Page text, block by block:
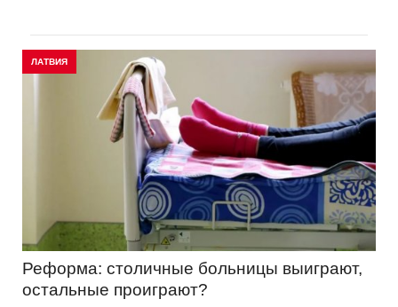
ЛАТВИЯ
Реформа: столичные больницы выиграют,
остальные проиграют?